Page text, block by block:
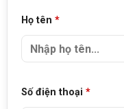
Họ tên *
Số điện thoại *